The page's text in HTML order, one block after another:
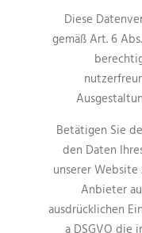
Diese
gemäß Art. 6
Betätigen Sie
den Daten
unserer
Anbieter
ausdrücklichen